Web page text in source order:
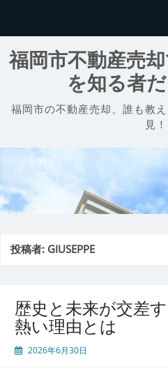
福岡市不動産売
を知る者
福岡市の不動産売却、誰も教
見！
投稿者: GIUSEPPE
歴史と未来が交差
熱い理由とは
2026年6月30日